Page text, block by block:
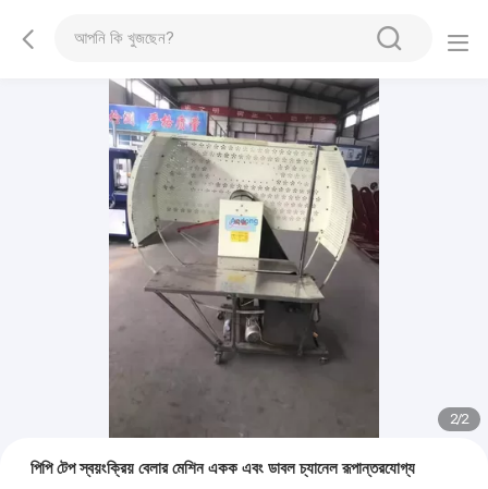
2/2
পিপি টেপ স্বয়ংক্রিয় বেলার মেশিন একক এবং ডাবল চ্যানেল রূপান্তরযোগ্য